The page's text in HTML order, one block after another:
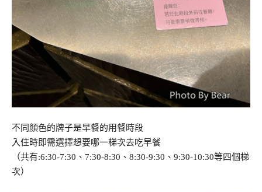
不同顏色的牌子是早餐的用餐時段
入住時即需選擇想要哪一梯次去吃早餐
（共有:6:30-7:30、7:30-8:30、8:30-9:30、9:30-10:30等四個梯
次）